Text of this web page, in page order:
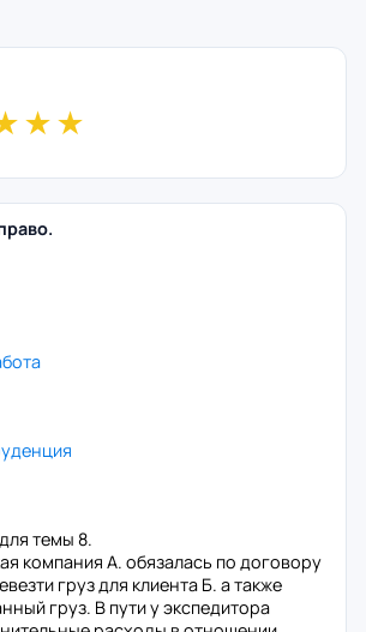
★★
темы 8.
компания А. обязалась по договору
груз для клиента Б. а также
груз. В пути у экспедитора